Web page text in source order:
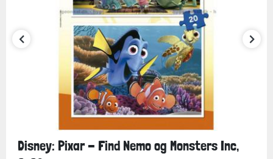
Disney: Pixar - Find Nemo og Monsters Inc,